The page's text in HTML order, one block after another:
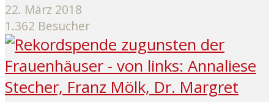
22. März 2018
1.362 Besucher